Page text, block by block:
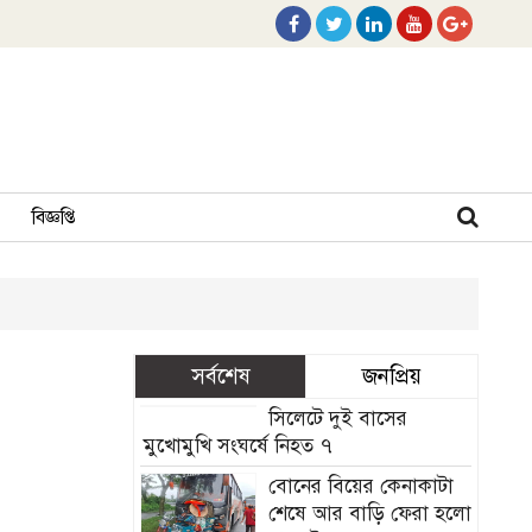
বিজ্ঞপ্তি
সর্বশেষ জনপ্রিয়
সিলেটে দুই বাসের
মুখোমুখি সংঘর্ষে নিহত ৭
বোনের বিয়ের কেনাকাটা
শেষে আর বাড়ি ফেরা হলো